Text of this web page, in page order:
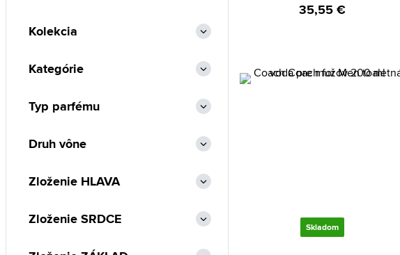
35,55 €
Skladom
Adolfo Dominguez (43)
Aigner (45)
Al Haramain (211)
Alfred Sung (10)
Kolekcia
Kategórie
Typ parfému
Druh vône
Zloženie HLAVA
Zloženie SRDCE